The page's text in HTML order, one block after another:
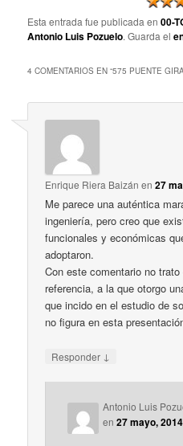
Esta entrada fue publicada en00-
Antonio Luis Pozuelo. Guarda el
4 COMENTARIOS EN “575 PUENTE
Enrique Riera Baizán en27
Me parece una auténtica
ingeniería, pero creo que
funcionales y económicas
adoptaron.
Con este comentario no
referencia, a la que otorgo
que incido en el estudio de
no figura en esta
Responder ↓
Antonio Luis
en27 mayo,